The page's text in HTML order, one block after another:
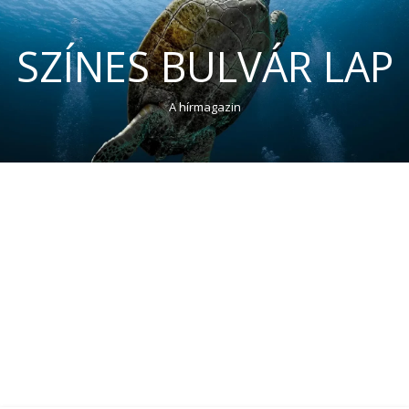
SZÍNES BULVÁR LAP
A hírmagazin